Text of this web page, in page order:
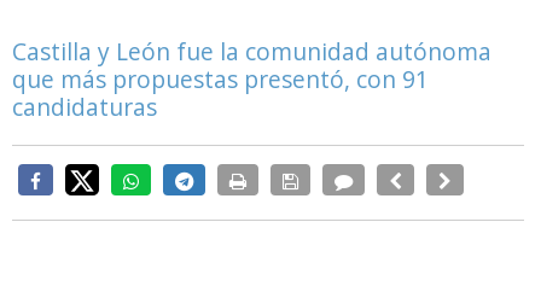
Castilla y León fue la comunidad autónoma
que más propuestas presentó, con 91
candidaturas